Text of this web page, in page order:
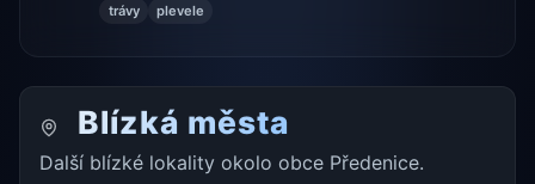
trávy plevele
Blízká města
Další blízké lokality okolo obce Předenice.